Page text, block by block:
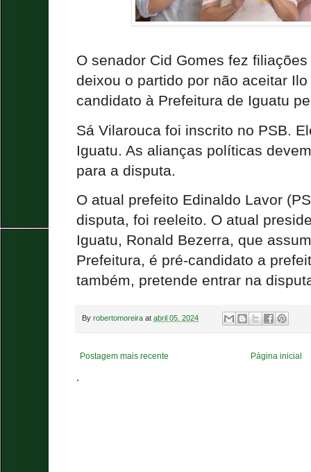
O senador Cid Gomes fez
deixou o partido por não aceitar
candidato à Prefeitura de Iguatu
Sá Vilarouca foi inscrito no PSB.
Iguatu. As alianças políticas
para a disputa.
O atual prefeito Edinaldo Lavor
disputa, foi reeleito. O atual
Iguatu, Ronald Bezerra, que
Prefeitura, é pré-candidato a
também, pretende entrar na
By robertomoreira at abril 05, 2024
Postagem mais recente Página inicial
.